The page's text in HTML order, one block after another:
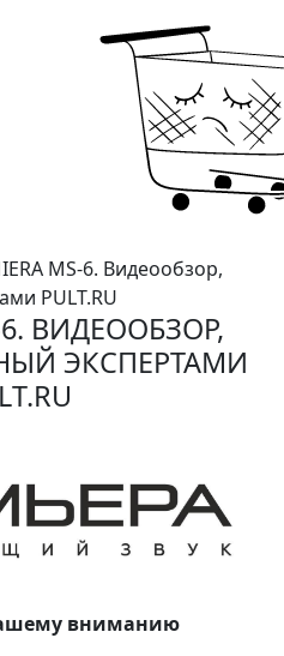
MS-6. Видеообзор,
PULT.RU
6. ВИДЕООБЗОР,
ЭКСПЕРТАМИ
вниманию